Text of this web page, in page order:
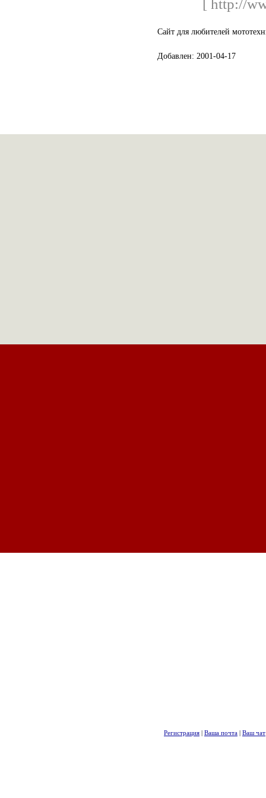
[ http://
Сайт для любителей
Добавлен: 2001-04-17
Регистрация | Ваша почта | Ваш чат